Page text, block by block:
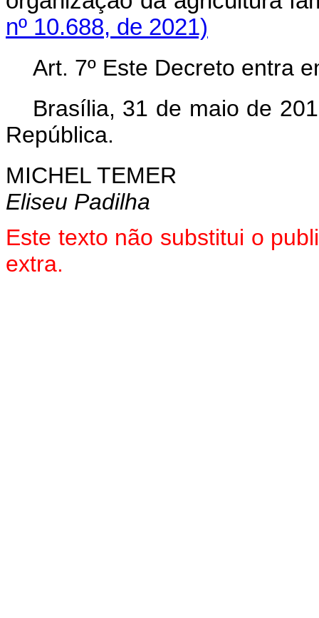
nº 10.688, de 2021)
Art. 7º Este Decreto entra
Brasília, 31 de maio de
República.
MICHEL TEMER
Eliseu Padilha
Este texto não substitui o
extra.